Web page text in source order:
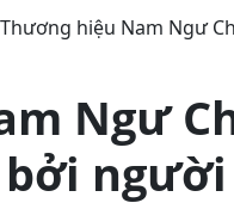
Thương hiệu Nam Ngư
Ngư